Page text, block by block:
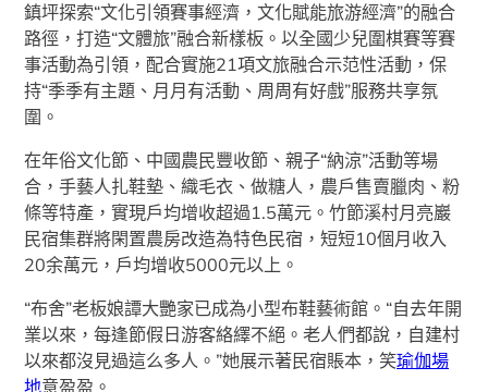
鎮坪探索“文化引領賽事經濟，文化賦能旅游經濟”的融合
路徑，打造“文體旅”融合新樣板。以全國少兒圍棋賽等賽
事活動為引領，配合實施21項文旅融合示范性活動，保
持“季季有主題、月月有活動、周周有好戲”服務共享氛
圍。
在年俗文化節、中國農民豐收節、親子“納涼”活動等場
合，手藝人扎鞋墊、織毛衣、做糖人，農戶售賣臘肉、粉
條等特產，實現戶均增收超過1.5萬元。竹節溪村月亮巖
民宿集群將閑置農房改造為特色民宿，短短10個月收入
20余萬元，戶均增收5000元以上。
“布舍”老板娘譚大艷家已成為小型布鞋藝術館。“自去年開
業以來，每逢節假日游客絡繹不絕。老人們都說，自建村
以來都沒見過這么多人。”她展示著民宿賬本，笑瑜伽場
地意盈盈。